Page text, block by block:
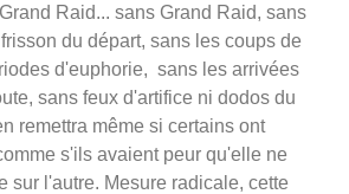
Raid... sans Grand Raid, sans
du départ, sans les coups de
d'euphorie, sans les arrivées
sans feux d'artifice ni dodos du
remettra même si certains ont
s'ils avaient peur qu'elle ne
sur l'autre. Mesure radicale, cette